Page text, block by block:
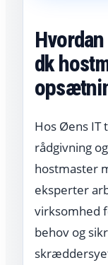
dk
Hos Øens IT
rådgivning
hostmaster
eksperter
virksomhed
behov og